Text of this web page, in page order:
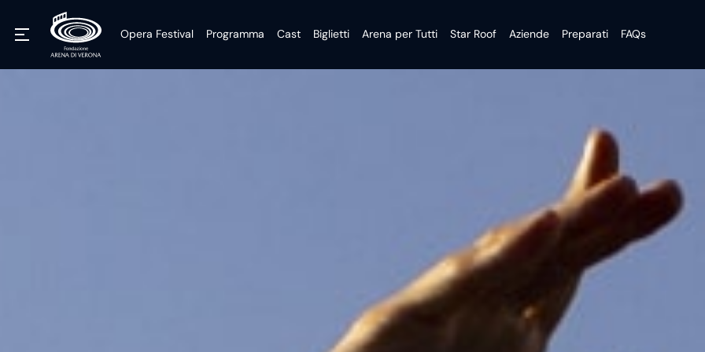
Opera Festival Programma Cast Biglietti Arena per Tutti Star Roof Aziende Preparati FAQs